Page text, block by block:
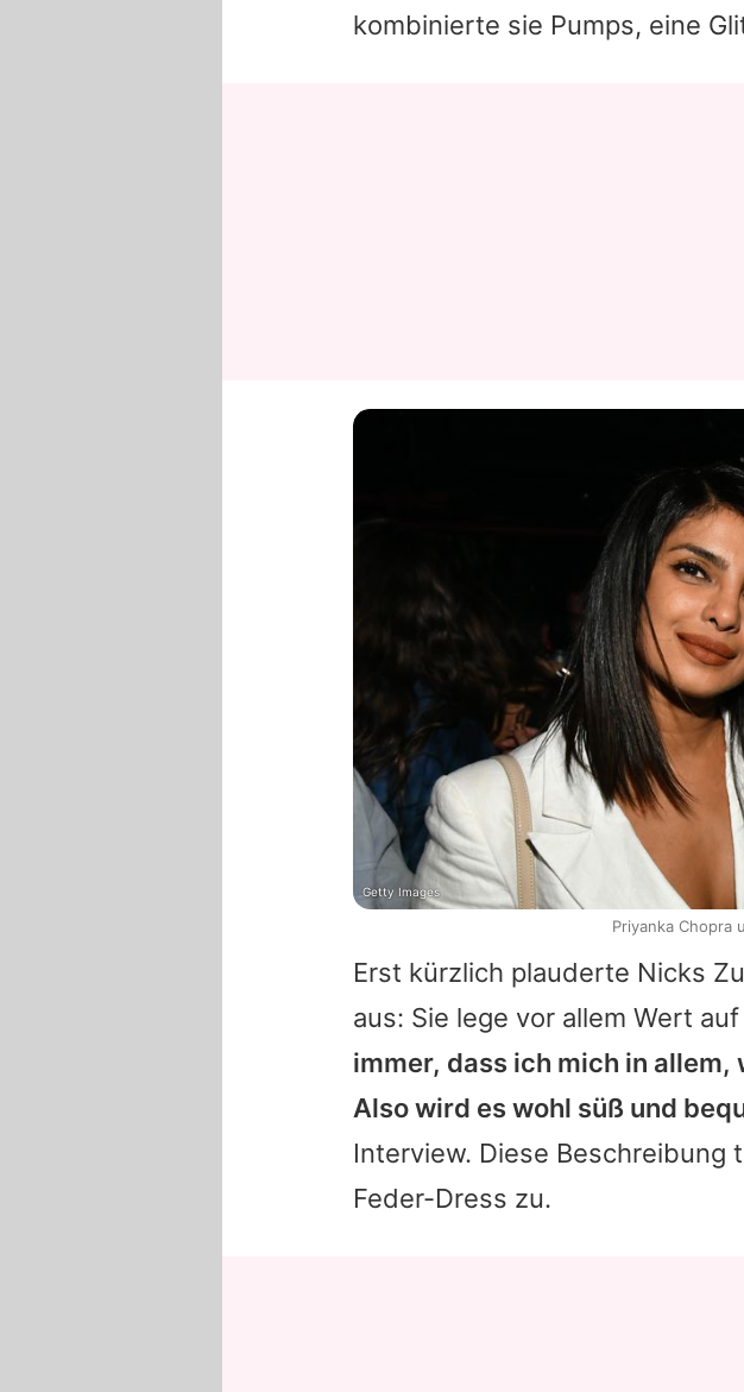
kombinierte sie Pumps, eine
Erst kürzlich plauderte Nicks
aus: Sie lege vor allem Wert
immer, dass ich mich in allem,
Also wird es wohl süß und
Interview. Diese
Feder-Dress zu.
Getty Images
Priyanka Chopra